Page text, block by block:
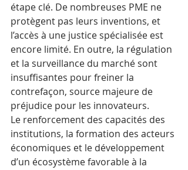
étape clé. De nombreuses PME ne
protègent pas leurs inventions, et
l’accès à une justice spécialisée est
encore limité. En outre, la régulation
et la surveillance du marché sont
insuffisantes pour freiner la
contrefaçon, source majeure de
préjudice pour les innovateurs.
Le renforcement des capacités des
institutions, la formation des acteurs
économiques et le développement
d’un écosystème favorable à la